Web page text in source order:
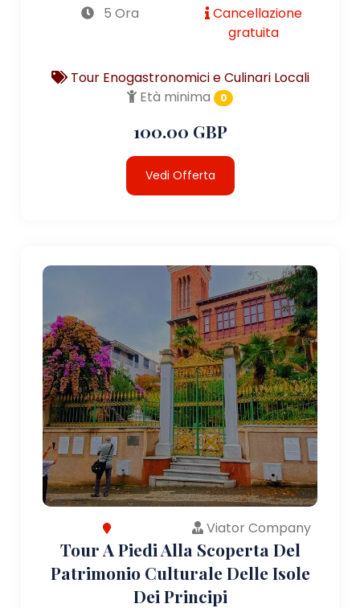
5 Ora
Cancellazione
gratuita
Tour Enogastronomici e Culinari Locali
Età minima
0
100.00 GBP
Vedi Offerta
Viator Company
Tour A Piedi Alla Scoperta Del
Patrimonio Culturale Delle Isole
Dei Principi